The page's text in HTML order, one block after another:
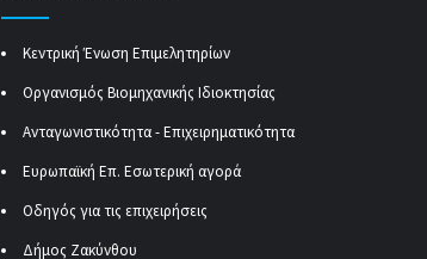
Κεντρική Ένωση Επιμελητηρίων
Οργανισμός Βιομηχανικής Ιδιοκτησίας
Ανταγωνιστικότητα - Επιχειρηματικότητα
Ευρωπαϊκή Επ. Εσωτερική αγορά
Οδηγός για τις επιχειρήσεις
Δήμος Ζακύνθου